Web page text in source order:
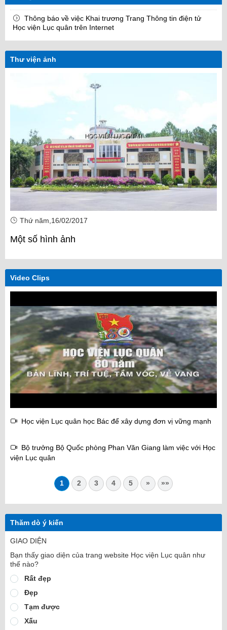
Thông báo về việc Khai trương Trang Thông tin điện tử
Học viện Lục quân trên Internet
Thư viện ảnh
Thứ năm,16/02/2017
Một số hình ảnh
Video Clips
Học viện Lục quân học Bác để xây dựng đơn vị vững mạnh
Bộ trưởng Bộ Quốc phòng Phan Văn Giang làm việc với Học
viện Lục quân
1 2 3 4 5 » »»
Thăm dò ý kiến
GIAO DIỆN
Bạn thấy giao diện của trang website Học viện Lục quân như
thế nào?
Rất đẹp
Đẹp
Tạm được
Xấu